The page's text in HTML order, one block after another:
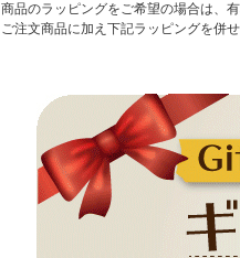
商品のラッピングをご希望の場合は、
ご注文商品に加え下記ラッピングを併